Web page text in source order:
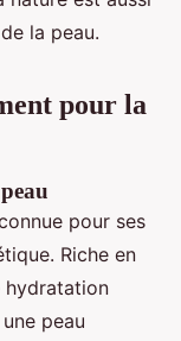
la peau.
pour la
pour ses
Riche en
hydratation
peau